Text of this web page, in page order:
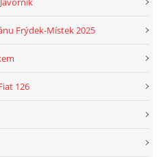
Frýdek-Místek 2025
126